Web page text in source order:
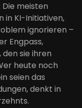
Die meisten
in KI-Initiativen,
ignorieren –
Engpass,
sie ihren
heute noch
seien das
denkt in